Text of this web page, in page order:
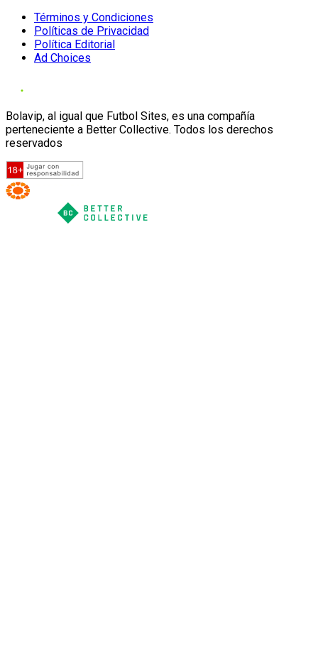
Términos y Condiciones
Políticas de Privacidad
Política Editorial
Ad Choices
Bolavip, al igual que Futbol Sites, es una compañía
perteneciente a Better Collective. Todos los derechos
reservados